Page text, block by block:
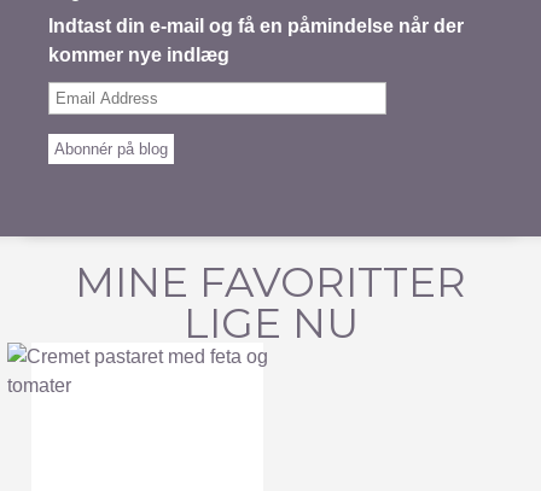
Indtast din e-mail og få en påmindelse når der
kommer nye indlæg
Email
Abonnér på blog
MINE FAVORITTER
LIGE NU